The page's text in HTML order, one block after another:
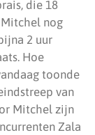
die 18
nog
2 uur
Hoe
toonde
van
Mitchel zijn
Zala